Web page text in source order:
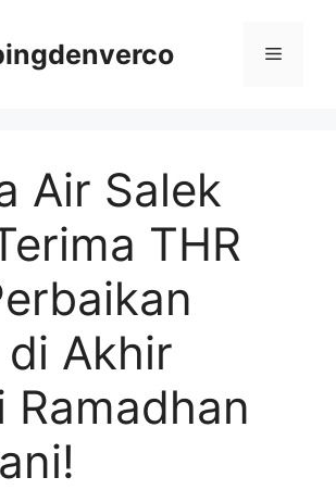
Menu
Air Salek
THR
Akhir
Ramadhan